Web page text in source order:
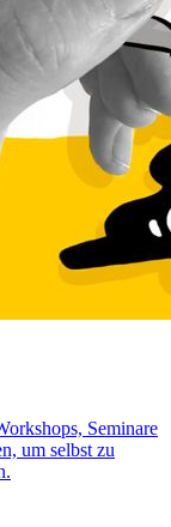
Seminare
um selbst zu